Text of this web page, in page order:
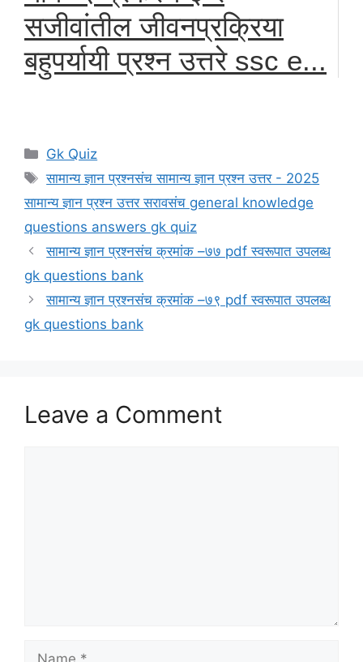
सजीवांतील जीवनप्रक्रिया
बहुपर्यायी प्रश्न उत्तरे ssc e...
Categories
Gk Quiz
Tags
सामान्य ज्ञान प्रश्नसंच सामान्य ज्ञान प्रश्न उत्तर - 2025
सामान्य ज्ञान प्रश्न उत्तर सरावसंच general knowledge
questions answers gk quiz
सामान्य ज्ञान प्रश्नसंच क्रमांक –७७ pdf स्वरूपात उपलब्ध
gk questions bank
सामान्य ज्ञान प्रश्नसंच क्रमांक –७९ pdf स्वरूपात उपलब्ध
gk questions bank
Leave a Comment
Name